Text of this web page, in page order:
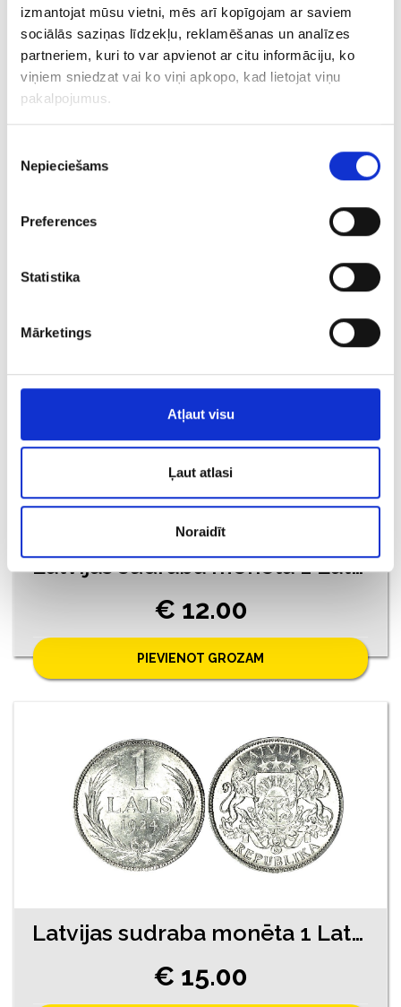
izmantojat mūsu vietni, mēs arī kopīgojam ar saviem
sociālās saziņas līdzekļu, reklamēšanas un analīzes
partneriem, kuri to var apvienot ar citu informāciju, ko
viņiem sniedzat vai ko viņi apkopo, kad lietojat viņu
pakalpojumus.
izvēle
Nepieciešams
Preferences
Statistika
Mārketings
Atļaut visu
Ļaut atlasi
Noraidīt
Latvijas sudraba monēta 2 Lati 1925. gads
Latvijas sudraba monēta 1 Lats 1924. gada
€ 12.00
PIEVIENOT GROZAM
Latvijas sudraba monēta 1 Lats 1924. gada
€ 15.00